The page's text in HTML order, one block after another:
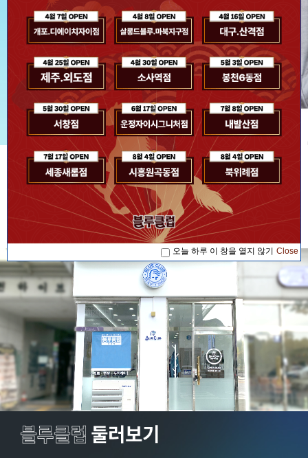
공지사항
[공지사항] [블루소식]2026. 07. 17 '블루...
[공지사항] [블루소식]2026. 08. 04 '블루...
[공지사항] [블루소식]2026. 08. 04 '블루...
[공지사항] [블루소식]2026. 07. 17 '블루...
[공지사항] [블루소식]2026. 08. 04 '블루...
오늘 하루 이 창을 열지 않기 Close
오늘 하루 이 창을 열지 않기 Close
오늘 하루 이 창을 열지 않기 Close